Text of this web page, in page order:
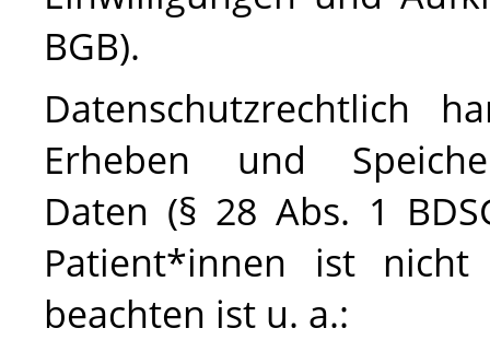
BGB).
Datenschutzrechtlich
Erheben und
Daten (§ 28 Abs. 1
Patient*innen ist
beachten ist u. a.: